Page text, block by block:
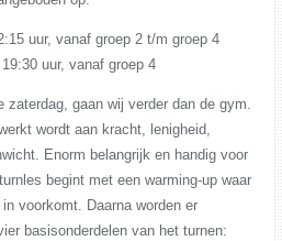
uur, vanaf groep 2 t/m groep 4
uur, vanaf groep 4
zaterdag, gaan wij verder dan de gym.
wordt aan kracht, lenigheid,
Enorm belangrijk en handig voor
begint met een warming-up waar
voorkomt. Daarna worden er
basisonderdelen van het turnen: